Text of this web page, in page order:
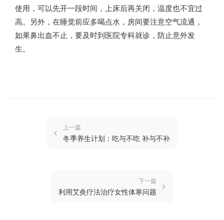
使用，可以先开一段时间，上床后再关闭，温度也不宜过
高。另外，在睡觉前应多喝点水，房间要注意空气流通，
如果鼻出血不止，要及时到医院专科就诊，防止意外发
生。
上一篇
冬季养生计划：吃与不吃 补与不补
下一篇
利用艾灸疗法治疗女性体寒问题